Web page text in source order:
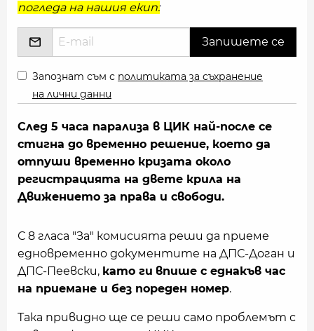
погледа на нашия екип:
Запознат съм с политиката за съхранение
на лични данни
След 5 часа парализа в ЦИК най-после се
стигна до временно решение, което да
отпуши временно кризата около
регистрацията на двете крила на
Движението за права и свободи.
С 8 гласа "За" комисията реши да приеме
едновременно документите на ДПС-Доган и
ДПС-Пеевски, като ги впише с еднакъв час
на приемане и без пореден номер.
Така привидно ще се реши само проблемът с